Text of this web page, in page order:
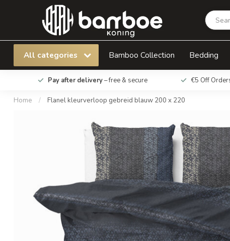
All categories Bamboo Collection Bedding
Pay after delivery– free & secure €5 Off
Home / Flanel kleurverloop gebreid blauw 200 x 220
Flanel kleurverloop gebreid blauw 200 x 220